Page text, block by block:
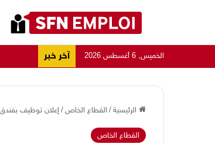
الخميس, 6 أغسطس 2026 آخر خبر
الرئيسية/ القطاع الخاص/ إعلان توظيف بفندق AZ Hôtels Grand Oran
القطاع الخاص